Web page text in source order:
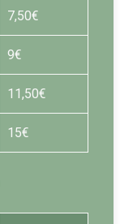
7,50€
9€
11,50€
15€